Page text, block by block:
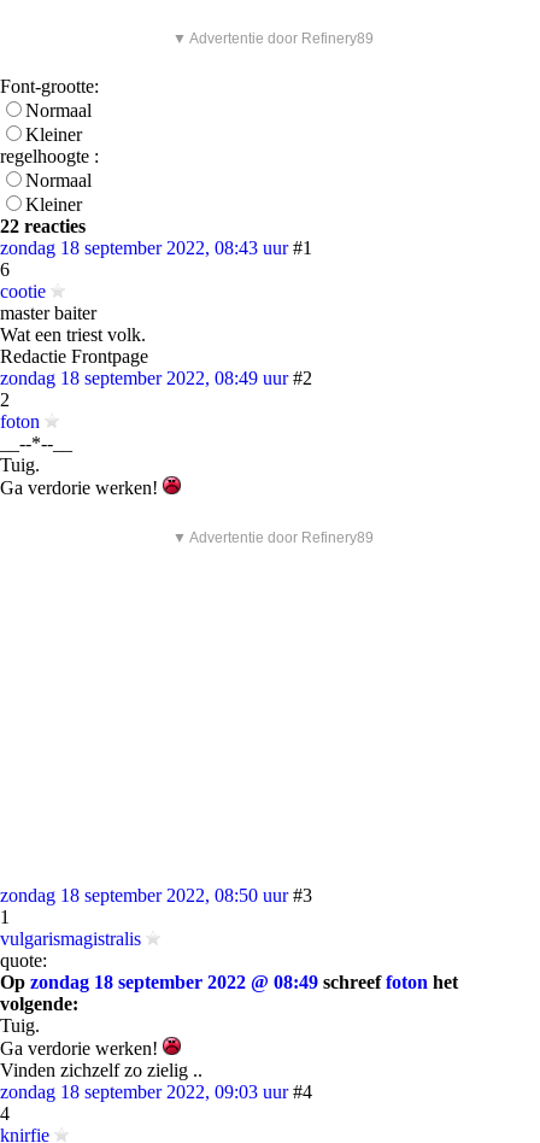
▼ Advertentie door Refinery89
Font-grootte:
Normaal
Kleiner
regelhoogte :
Normaal
Kleiner
22 reacties
zondag 18 september 2022, 08:43 uur #1
6
cootie
master baiter
Wat een triest volk.
Redactie Frontpage
zondag 18 september 2022, 08:49 uur #2
2
foton
__--*--__
Tuig.
Ga verdorie werken!
▼ Advertentie door Refinery89
zondag 18 september 2022, 08:50 uur #3
1
vulgarismagistralis
quote:
Op zondag 18 september 2022 @ 08:49 schreeffoton het
volgende:
Tuig.
Ga verdorie werken!
Vinden zichzelf zo zielig ..
zondag 18 september 2022, 09:03 uur #4
4
knirfie